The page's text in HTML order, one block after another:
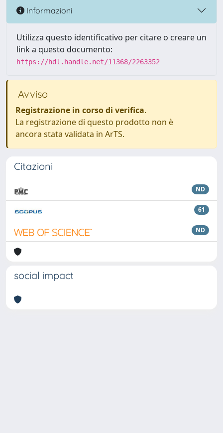
Informazioni
Utilizza questo identificativo per citare o creare un
link a questo documento:
https://hdl.handle.net/11368/2263352
Avviso
Registrazione in corso di verifica.
La registrazione di questo prodotto non è
ancora stata validata in ArTS.
Citazioni
ND
61
ND
social impact